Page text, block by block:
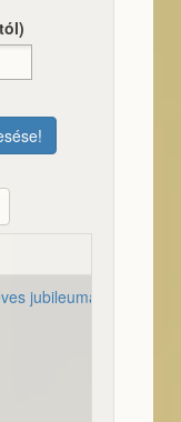
jubileuma